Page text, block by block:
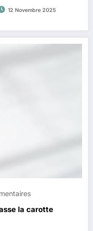
12 Novembre 2025
la carotte